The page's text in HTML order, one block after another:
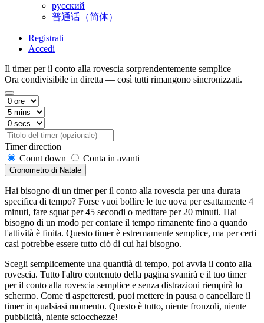
русский
普通话（简体）
Registrati
Accedi
Il timer per il conto alla rovescia sorprendentemente semplice
Ora condivisibile in diretta — così tutti rimangono sincronizzati.
Timer direction
Count down
Conta in avanti
Cronometro di Natale
Hai bisogno di un timer per il conto alla rovescia per una durata
specifica di tempo? Forse vuoi bollire le tue uova per esattamente 4
minuti, fare squat per 45 secondi o meditare per 20 minuti. Hai
bisogno di un modo per contare il tempo rimanente fino a quando
l'attività è finita. Questo timer è estremamente semplice, ma per certi
casi potrebbe essere tutto ciò di cui hai bisogno.
Scegli semplicemente una quantità di tempo, poi avvia il conto alla
rovescia. Tutto l'altro contenuto della pagina svanirà e il tuo timer
per il conto alla rovescia semplice e senza distrazioni riempirà lo
schermo. Come ti aspetteresti, puoi mettere in pausa o cancellare il
timer in qualsiasi momento. Questo è tutto, niente fronzoli, niente
pubblicità, niente sciocchezze!